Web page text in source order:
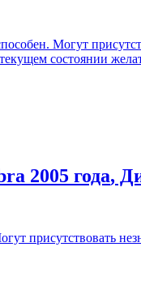
Могут
состоянии
2005 года,
присутствовать